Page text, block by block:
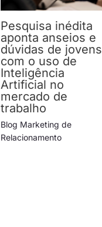
Pesquisa inédita
aponta anseios e
dúvidas de jovens
com o uso de
Inteligência
Artificial no
mercado de
trabalho
Blog Marketing de
Relacionamento